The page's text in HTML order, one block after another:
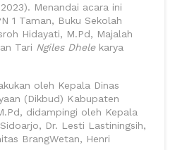
Menandai acara ini
1 Taman, Buku Sekolah
Hidayati, M.Pd, Majalah
Tari Ngiles Dhelekarya
oleh Kepala Dinas
(Dikbud) Kabupaten
didampingi oleh Kepala
Dr. Lesti Lastiningsih,
BrangWetan, Henri